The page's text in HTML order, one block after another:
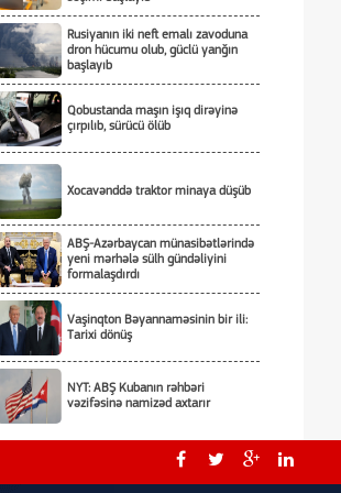
Rusiyanın iki neft emalı zavoduna
dron hücumu olub, güclü yanğın
başlayıb
Qobustanda maşın işıq dirəyinə
çırpılıb, sürücü ölüb
Xocavənddə traktor minaya düşüb
ABŞ-Azərbaycan münasibətlərində
yeni mərhələ sülh gündəliyini
formalaşdırdı
Vaşinqton Bəyannaməsinin bir ili:
Tarixi dönüş
NYT: ABŞ Kubanın rəhbəri
vəzifəsinə namizəd axtarır
Tarixi hadisələri zaman yaradır -
Tarixi dönüşləri isə liderlər!